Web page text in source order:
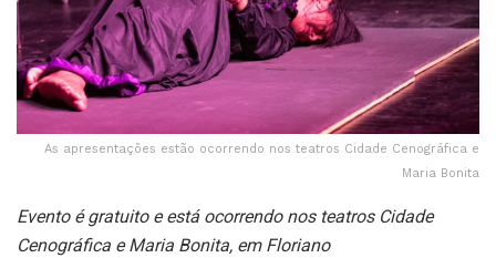
As apresentações estão ocorrendo nos teatros Cidade Cenográfica e
Maria Bonita
Evento é gratuito e está ocorrendo nos teatros Cidade
Cenográfica e Maria Bonita, em Floriano